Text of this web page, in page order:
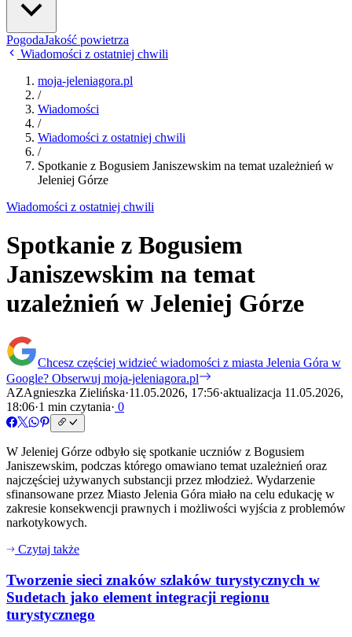
PogodaJakość powietrza
Wiadomości z ostatniej chwili
moja-jeleniagora.pl
/
Wiadomości
/
Wiadomości z ostatniej chwili
/
Spotkanie z Bogusiem Janiszewskim na temat uzależnień w
Jeleniej Górze
Wiadomości z ostatniej chwili
Spotkanie z Bogusiem
Janiszewskim na temat
uzależnień w Jeleniej Górze
Chcesz częściej widzieć wiadomości z miasta Jelenia Góra w
Google? Obserwuj moja-jeleniagora.pl
AZAgnieszka Zielińska·11.05.2026, 17:56·aktualizacja 11.05.2026,
18:06·1 min czytania· 0
W Jeleniej Górze odbyło się spotkanie uczniów z Bogusiem
Janiszewskim, podczas którego omawiano temat uzależnień oraz
najczęściej używanych substancji przez młodzież. Wydarzenie
sfinansowane przez Miasto Jelenia Góra miało na celu edukację w
zakresie konsekwencji prawnych i możliwości wyjścia z problemów
narkotykowych.
Czytaj także
Tworzenie sieci znaków szlaków turystycznych w
Sudetach jako element integracji regionu
turystycznego